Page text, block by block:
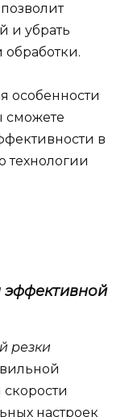
и убрать
обработки.
особенности
сможете
в
технологии
эффективной
резки
настроек